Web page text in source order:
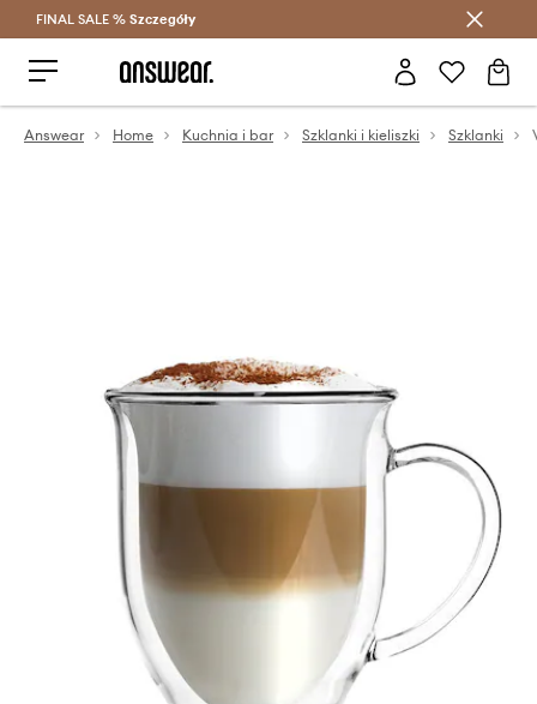
Oszczędzaj z Answear Club >
FINAL SALE % Szczegóły
Answear Home Kuchnia i bar Szklanki i kieliszki Szklanki